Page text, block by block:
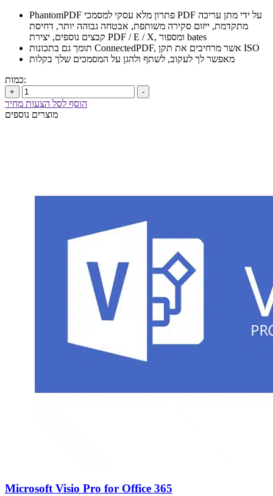
PhantomPDF פתרון מלא עסקי למסמכי PDF על ידי מתן עריכה
מתקדמת, ייזום סקירה משותפת, אבטחה גבוהה יותר, דחיסת
קבצים נוספים, יצירת PDF / E / X, ומספור bates
תומך גם בתכונות ConnectedPDF, אשר מרחיבים את תקן ISO
מאפשר לך לעקוב, לשתף ולהגן על המסמכים שלך בקלות
כמות:
+ -
הוסף לסל הצעות מחיר
מוצרים נוספים
Microsoft Visio Pro for Office 365